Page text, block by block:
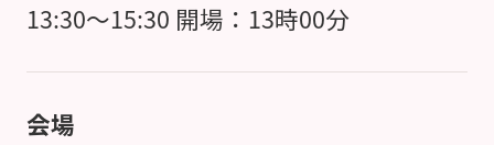
13:30～15:30 開場：13時00分
会場